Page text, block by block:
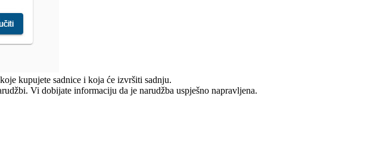
kupujete sadnice i koja će izvršiti sadnju.
Vi dobijate informaciju da je narudžba uspješno napravljena.